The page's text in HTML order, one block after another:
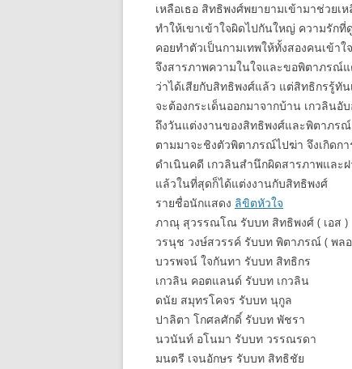
เหลือเธอ สิทธิพงศ์พยายามเข้ามาช่ว
ทำให้เขาเข้าใจผิดไปกันใหญ่ ความรักที่
คอยทำตัวเป็นกามเทพให้ทั้งสองคนเข้
จึงสารภาพความในใจและขอพิตาภรณ์
ว่าได้เสียกับสิทธิพงศ์แล้ว แต่สิทธิกรรู้ทั
จะต้องกระเด็นออกมาจากบ้าน เกวลิน
ถึงวันแต่งงานของสิทธิพงศ์และพิตาภร
ตามมาจะชิงตัวพิตาภรณ์ไปฆ่า จึงเกิดก
ดำเนินคดี เกวลินสำนึกผิดสารภาพแล
แล้วในที่สุดก็ได้แต่งงานกับสิทธิพงศ์
รายชื่อนักแสดง ลิขิตหัวใจ
ภาณุ สุวรรณโณ รับบท สิทธิพงศ์ ( เอส )
วรนุช วงษ์สวรรค์ รับบท พิตาภรณ์ ( พล
บวรพจน์ ใจกันทา รับบท สิทธิกร
เกวลิน คอตแลนด์ รับบท เกวลิน
ดนัย สมุทรโคจร รับบท นุกูล
ปาลิตา โกศลศักดิ์ รับบท พัชรา
นวนันท์ อโนมา รับบท วรรณรดา
มนตรี เจนอักษร รับบท สิทธิชัย